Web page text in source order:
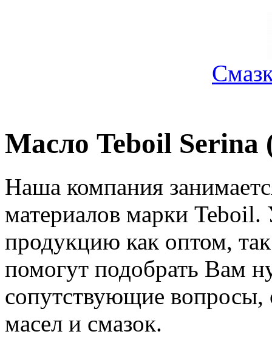
Масло Teboil Serina
Наша компания
материалов марки
продукцию как оптом,
помогут подобрать Вам
сопутствующие вопросы,
масел и смазок.